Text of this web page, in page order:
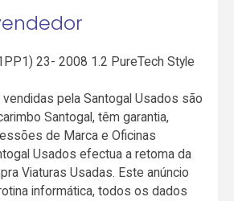
23- 2008 1.2 PureTech Style
pela Santogal Usados são
Santogal, têm garantia,
de Marca e Oficinas
Usados efectua a retoma da
Viaturas Usadas. Este anúncio
informática, todos os dados